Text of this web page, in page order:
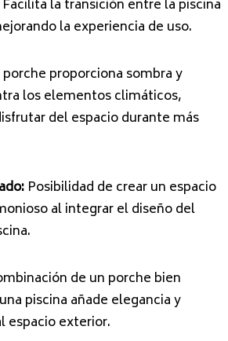
Facilita la transición entre la piscina
la experiencia de uso.
porche proporciona sombra y
los elementos climáticos,
del espacio durante más
Posibilidad de crear un espacio
al integrar el diseño del
de un porche bien
piscina añade elegancia y
espacio exterior.